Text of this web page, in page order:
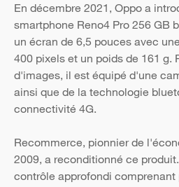
En décembre 2021, Oppo a
smartphone Reno4 Pro 256 GB
un écran de 6,5 pouces avec
400 pixels et un poids de 161 g.
d'images, il est équipé d'une
ainsi que de la technologie
connectivité 4G.
Recommerce, pionnier de
2009, a reconditionné ce
contrôle approfondi comprenant